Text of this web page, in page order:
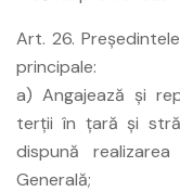
Art. 26.
principale:
a) Angajează şi
terţii în ţară şi
dispună
Generală;